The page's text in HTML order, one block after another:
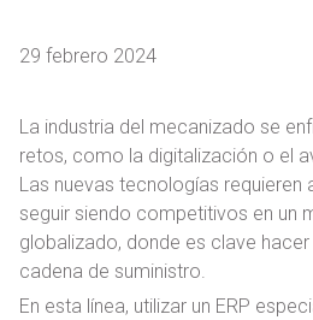
29 febrero 2024
La industria del mecanizado se
retos, como la digitalización o el
Las nuevas tecnologías
seguir siendo competitivos en un
globalizado, donde es clave
cadena de suministro.
En esta línea, utilizar un ERP